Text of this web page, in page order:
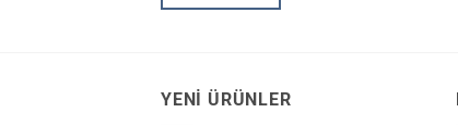
YENI ÜRÜNLER